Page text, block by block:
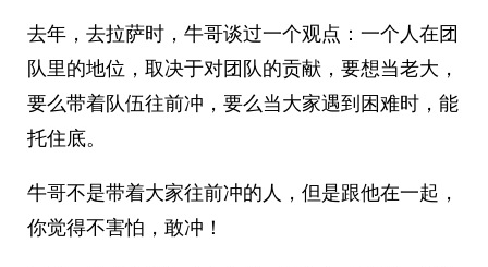
去年，去拉萨时，牛哥谈过一个观点：一个人在团
队里的地位，取决于对团队的贡献，要想当老大，
要么带着队伍往前冲，要么当大家遇到困难时，能
托住底。
牛哥不是带着大家往前冲的人，但是跟他在一起，
你觉得不害怕，敢冲！